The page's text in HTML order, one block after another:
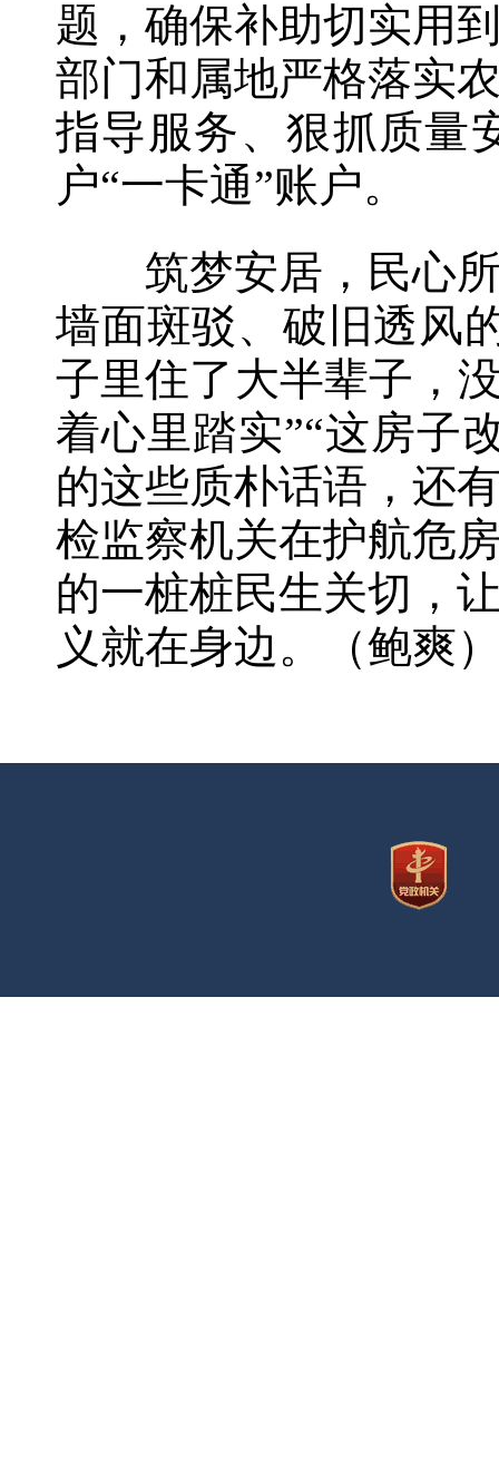
题，确保补助切实用
部门和属地严格落实
指导服务、狠抓质量
户“一卡通”账户。
筑梦安居，民心所
墙面斑驳、破旧透风
子里住了大半辈子，
着心里踏实”“这房子
的这些质朴话语，还
检监察机关在护航危
的一桩桩民生关切，
义就在身边。（鲍爽